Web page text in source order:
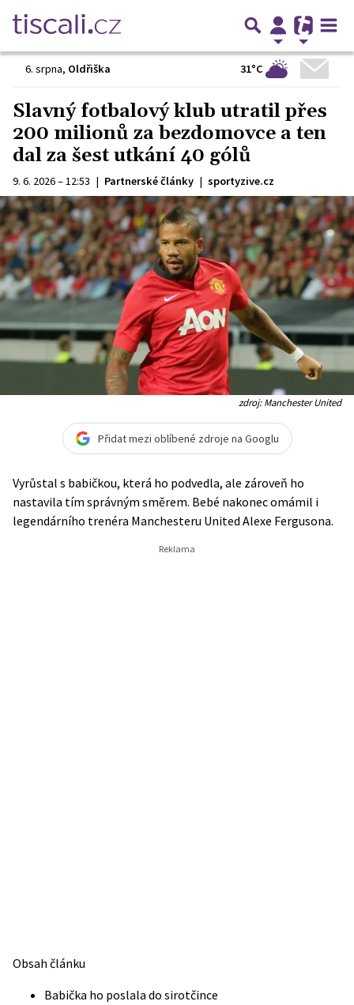
6. srpna, Oldřiška 31°C
Slavný fotbalový klub utratil přes
200 milionů za bezdomovce a ten
dal za šest utkání 40 gólů
9. 6. 2026 – 12:53 | Partnerské články | sportyzive.cz
zdroj: Manchester United
Přidat mezi oblíbené zdroje na Googlu
Vyrůstal s babičkou, která ho podvedla, ale zároveň ho
nastavila tím správným směrem. Bebé nakonec omámil i
legendárního trenéra Manchesteru United Alexe Fergusona.
Obsah článku
Babička ho poslala do sirotčince